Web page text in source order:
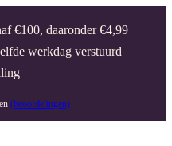
€100, daaronder €4,99
werkdag verstuurd
(beoordelingen)